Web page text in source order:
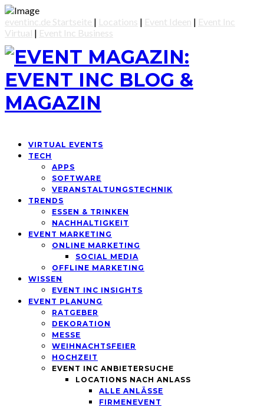
eventinc.de Startseite | Locations | Event Ideen | Event Inc
Virtual | Event Inc Business
VIRTUAL EVENTS
TECH
APPS
SOFTWARE
VERANSTALTUNGSTECHNIK
TRENDS
ESSEN & TRINKEN
NACHHALTIGKEIT
EVENT MARKETING
ONLINE MARKETING
SOCIAL MEDIA
OFFLINE MARKETING
WISSEN
EVENT INC INSIGHTS
EVENT PLANUNG
RATGEBER
DEKORATION
MESSE
WEIHNACHTSFEIER
HOCHZEIT
EVENT INC ANBIETERSUCHE
LOCATIONS NACH ANLASS
ALLE ANLÄSSE
FIRMENEVENT